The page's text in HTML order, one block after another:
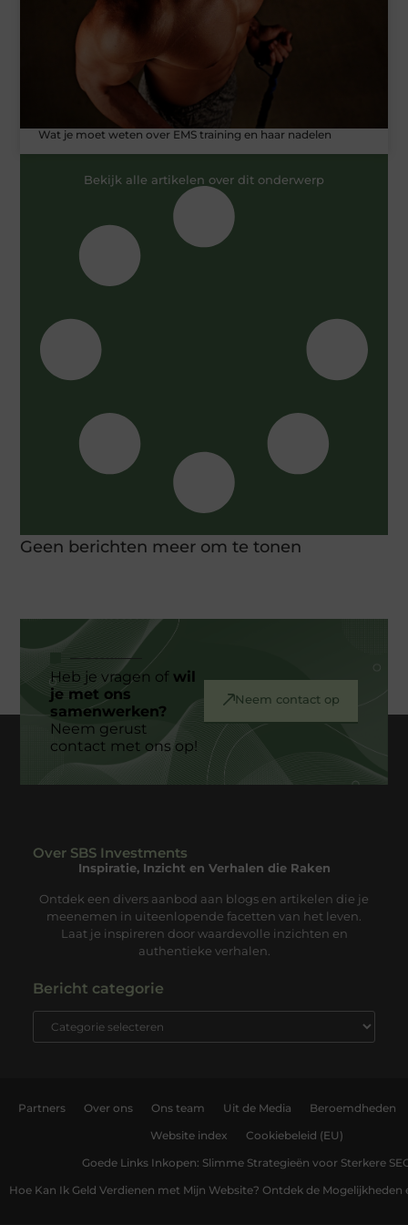
Wat je moet weten over EMS training en haar nadelen
Bekijk alle artikelen over dit onderwerp
Geen berichten meer om te tonen
Heb je vragen ofwil
je met ons
samenwerken?
Neem gerust
contact met ons op!
Neem contact op
Over SBS Investments
Inspiratie, Inzicht en Verhalen die Raken
Ontdek een divers aanbod aan blogs en artikelen die je
meenemen in uiteenlopende facetten van het leven.
Laat je inspireren door waardevolle inzichten en
authentieke verhalen.
Bericht categorie
Partners Over ons Ons team Uit de Media Beroemdheden
Website index Cookiebeleid (EU)
Goede Links Inkopen: Slimme Strategieën voor Sterkere
Hoe Kan Ik Geld Verdienen met Mijn Website? Ontdek de Mogelijkheden